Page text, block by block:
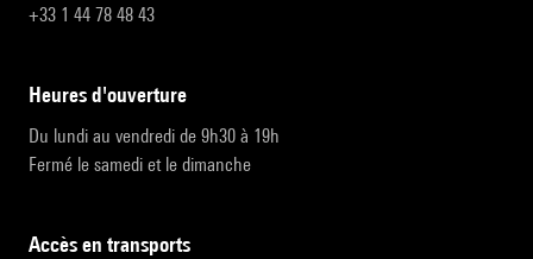
+33 1 44 78 48 43
heures d'ouverture
Du lundi au vendredi de 9h30 à 19h
Fermé le samedi et le dimanche
accès en transports